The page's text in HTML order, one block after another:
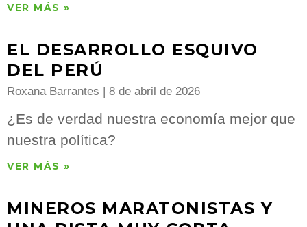
VER MÁS »
EL DESARROLLO ESQUIVO
DEL PERÚ
Roxana Barrantes 8 de abril de 2026
¿Es de verdad nuestra economía mejor que
nuestra política?
VER MÁS »
MINEROS MARATONISTAS Y